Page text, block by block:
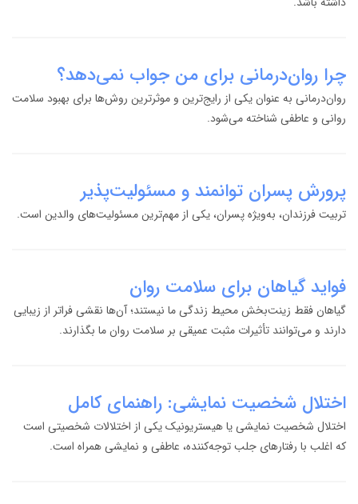
چرا روان‌درمانی برای من جواب نمی‌دهد؟
روان‌درمانی به عنوان یکی از رایج‌ترین و موثرترین روش‌ها برای بهبود سلامت
روانی و عاطفی شناخته می‌شود.
پرورش پسران توانمند و مسئولیت‌پذیر
تربیت فرزندان، به‌ویژه پسران، یکی از مهم‌ترین مسئولیت‌های والدین است.
فواید گیاهان برای سلامت روان
گیاهان فقط زینت‌بخش محیط زندگی ما نیستند؛ آن‌ها نقشی فراتر از زیبایی
دارند و می‌توانند تأثیرات مثبت عمیقی بر سلامت روان ما بگذارند.
اختلال شخصیت نمایشی: راهنمای کامل
اختلال شخصیت نمایشی یا هیستریونیک یکی از اختلالات شخصیتی است
که اغلب با رفتارهای جلب توجه‌کننده، عاطفی و نمایشی همراه است.